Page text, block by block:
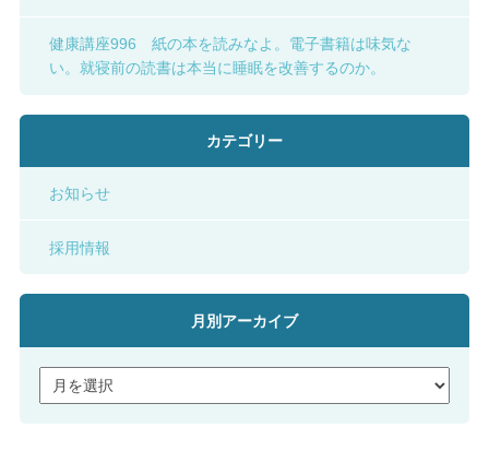
健康講座996 紙の本を読みなよ。電子書籍は味気な
い。就寝前の読書は本当に睡眠を改善するのか。
カテゴリー
お知らせ
採用情報
月別アーカイブ